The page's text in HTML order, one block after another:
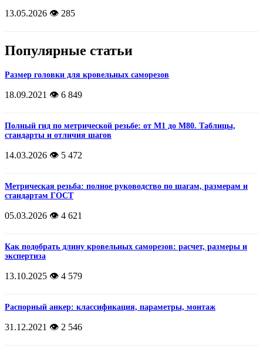
13.05.2026 👁️ 285
Популярные статьи
Размер головки для кровельных саморезов
18.09.2021 👁️ 6 849
Полный гид по метрической резьбе: от М1 до М80. Таблицы,
стандарты и отличия шагов
14.03.2026 👁️ 5 472
Метрическая резьба: полное руководство по шагам, размерам и
стандартам ГОСТ
05.03.2026 👁️ 4 621
Как подобрать длину кровельных саморезов: расчет, размеры и
экспертиза
13.10.2025 👁️ 4 579
Распорный анкер: классификация, параметры, монтаж
31.12.2021 👁️ 2 546